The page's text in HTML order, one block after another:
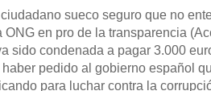
sueco seguro que no
ONG en pro de la transparencia
sido condenada a pagar 3.000
haber pedido al gobierno español
para luchar contra la